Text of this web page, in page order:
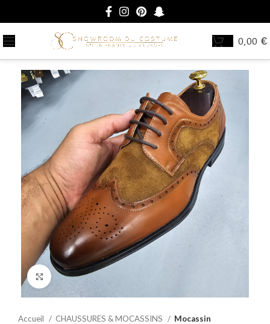
0,00 €
Agrandir
Accueil CHAUSSURES & MOCASSINS Mocassin